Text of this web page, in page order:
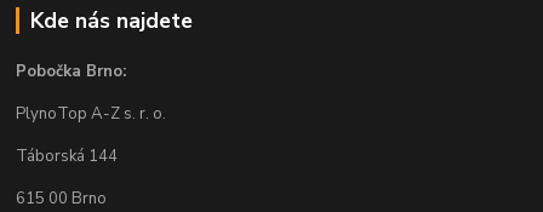
Kde nás najdete
Pobočka Brno:
PlynoTop A-Z s. r. o.
Táborská 144
615 00 Brno